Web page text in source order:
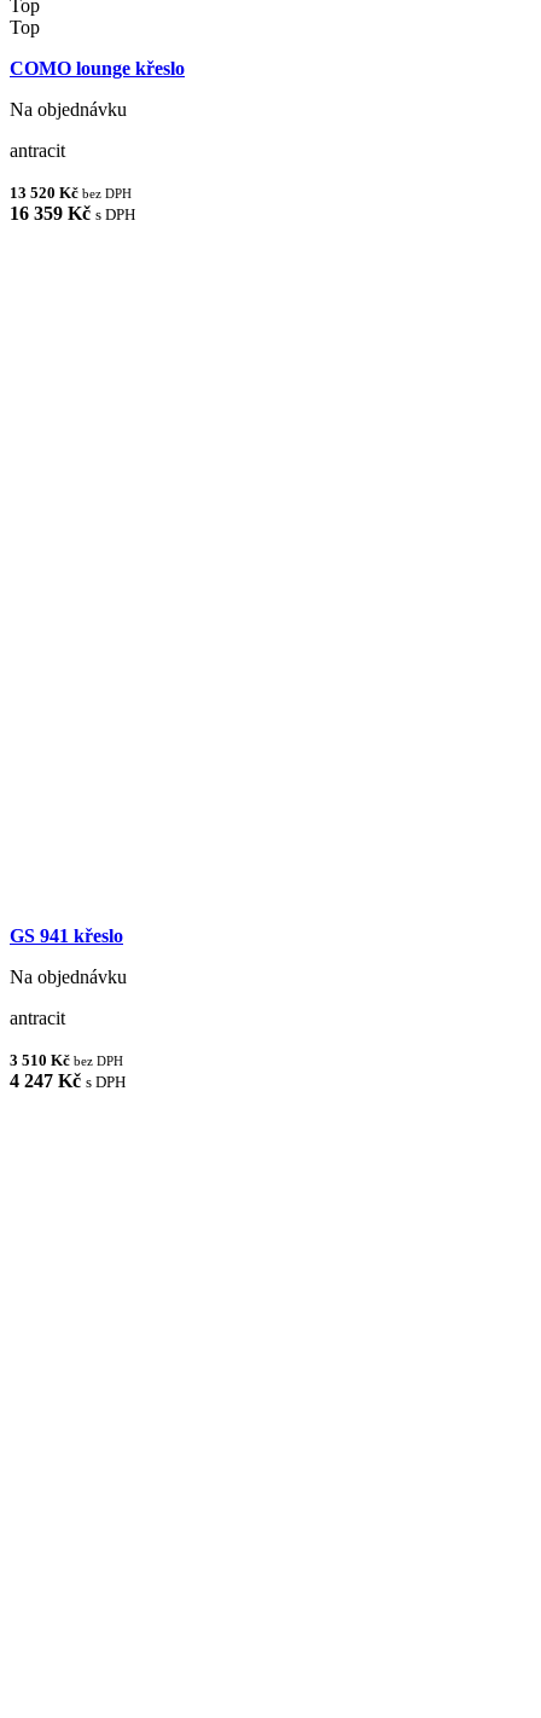
Top
Top
COMO lounge křeslo
Na objednávku
antracit
13 520 Kč bez DPH
16 359 Kč s DPH
GS 941 křeslo
Na objednávku
antracit
3 510 Kč bez DPH
4 247 Kč s DPH